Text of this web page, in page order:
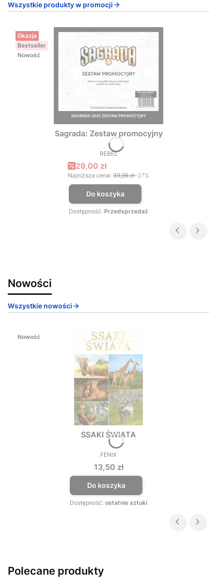
Wszystkie produkty w promocji
Okazja
Bestseller
Nowość
Sagrada: Zestaw promocyjny
PRODUCENT
REBEL
Cena promocyjna
29,00 zł
Najniższa cena: 39,95 zł-27%
Do koszyka
Dostępność: Przedsprzedaż
Nowości
Wszystkie nowości
Nowość
SSAKI ŚWIATA
PRODUCENT
FENIX
Cena
13,50 zł
Do koszyka
Dostępność: ostatnie sztuki
Polecane produkty